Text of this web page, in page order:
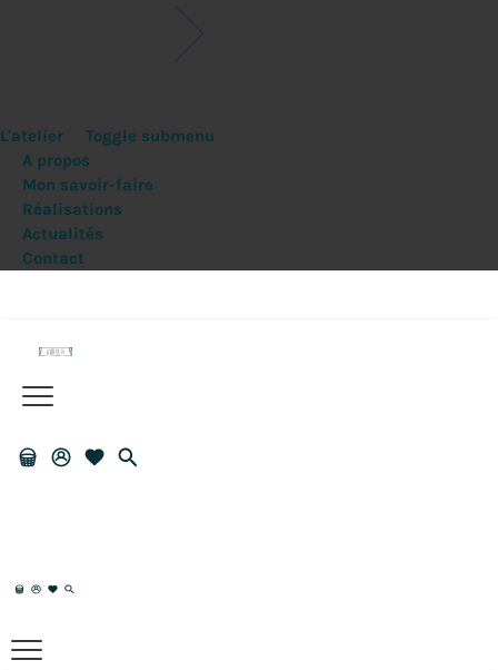
L'atelier
Toggle submenu
A propos
Mon savoir-faire
Réalisations
Actualités
Contact
Liste
Mon
Panier
Liste
Mon
Panier